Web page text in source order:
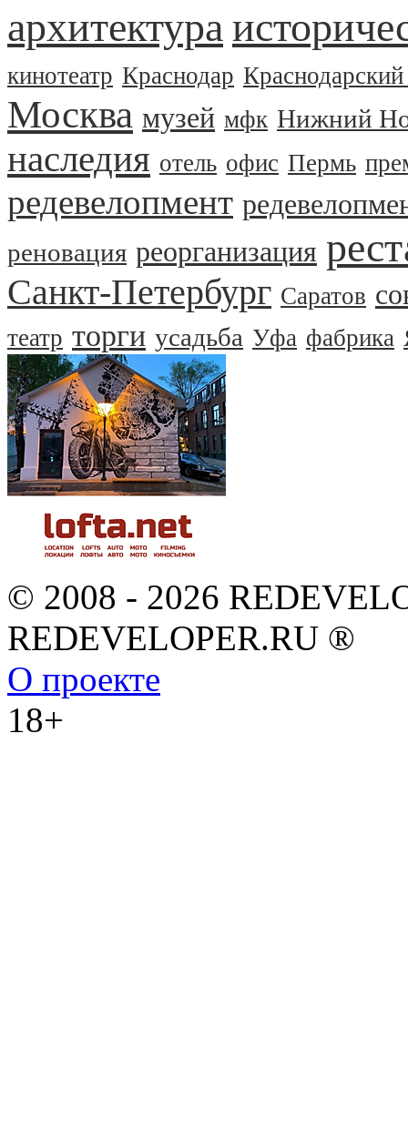
архитектура
кинотеатр Краснодар
Москва музей мфк Нижний
наследия отель офис Пермь
редевелопмент
реновация реорганизация
Санкт-Петербург Саратов
театр торги усадьба Уфа фабрика
© 2008 - 2026
REDEVELOPER.RU ®
О проекте
18+